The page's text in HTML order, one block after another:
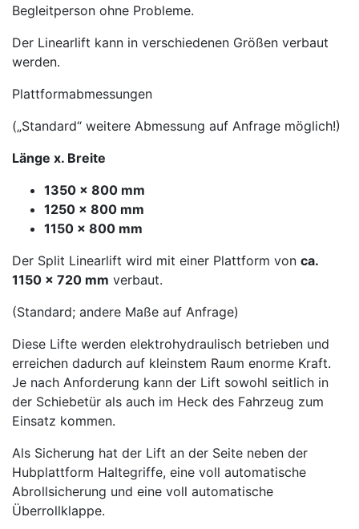
Begleitperson ohne Probleme.
Der Linearlift kann in verschiedenen Größen verbaut
werden.
Plattformabmessungen
(„Standard“ weitere Abmessung auf Anfrage möglich!)
Länge x. Breite
1350 x 800 mm
1250 x 800 mm
1150 x 800 mm
Der Split Linearlift wird mit einer Plattform von ca.
1150 x 720 mm verbaut.
(Standard; andere Maße auf Anfrage)
Diese Lifte werden elektrohydraulisch betrieben und
erreichen dadurch auf kleinstem Raum enorme Kraft.
Je nach Anforderung kann der Lift sowohl seitlich in
der Schiebetür als auch im Heck des Fahrzeug zum
Einsatz kommen.
Als Sicherung hat der Lift an der Seite neben der
Hubplattform Haltegriffe, eine voll automatische
Abrollsicherung und eine voll automatische
Überrollklappe.